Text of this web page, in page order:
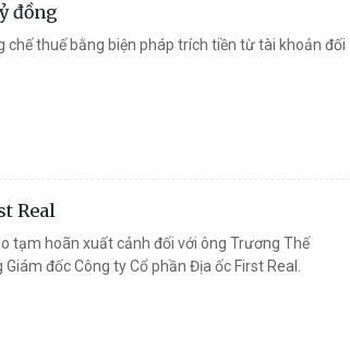
đồng
chế thuế bằng biện pháp trích tiền từ tài khoản đối
Real
tạm hoãn xuất cảnh đối với ông Trương Thế
đốc Công ty Cổ phần Địa ốc First Real.